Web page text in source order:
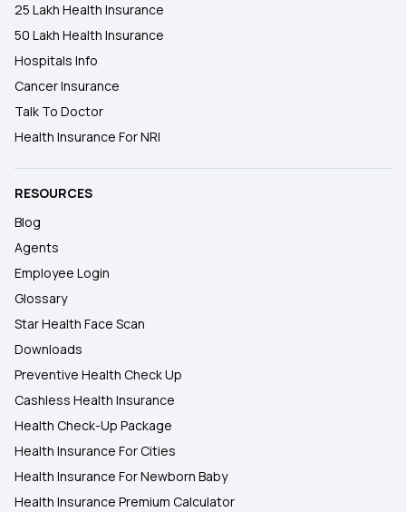
25 Lakh Health Insurance
50 Lakh Health Insurance
Hospitals Info
Cancer Insurance
Talk To Doctor
Health Insurance For NRI
RESOURCES
Blog
Agents
Employee Login
Glossary
Star Health Face Scan
Downloads
Preventive Health Check Up
Cashless Health Insurance
Health Check-Up Package
Health Insurance For Cities
Health Insurance For Newborn Baby
Health Insurance Premium Calculator